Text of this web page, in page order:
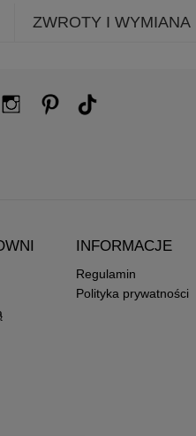
ZWROTY I WYMIANA
INFORMACJE
Regulamin
Polityka prywatności